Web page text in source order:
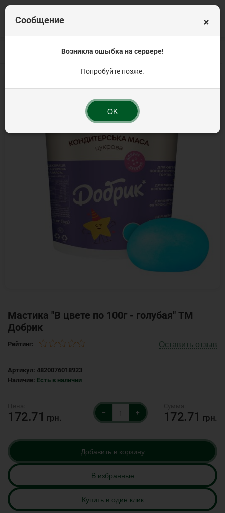
Сахарные украшения Сахарные массы Мастика "В цвете по
Мастика "В цвете по 100г - голубая" ТМ
Добрик
Рейтинг: Оставить отзыв
Артикул: 4820076018923
Наличие: Есть в наличии
172.71 грн.
– + 172.71 грн.
Добавить в корзину
B избранные
Купить в один клик
×
Сообщение
Возникла ошыбка на сервере!
Попробуйте позже.
OK